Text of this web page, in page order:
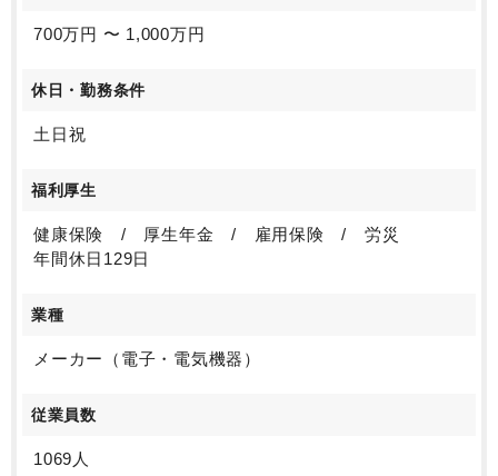
700万円 〜 1,000万円
休日・勤務条件
土日祝
福利厚生
健康保険 / 厚生年金 / 雇用保険 / 労災
年間休日129日
業種
メーカー（電子・電気機器）
従業員数
1069人